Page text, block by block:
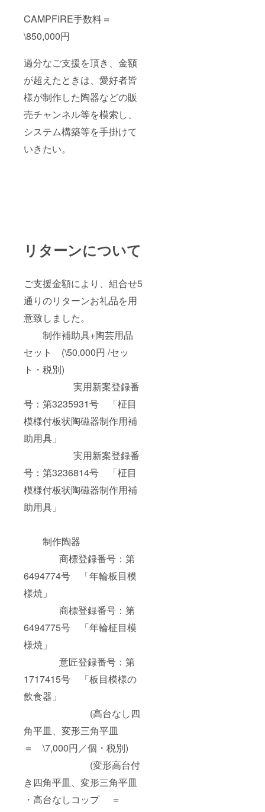
CAMPFIRE手数料＝
\850,000円
過分なご支援を頂き、金額
が超えたときは、愛好者皆
様が制作した陶器などの販
売チャンネル等を模索し、
システム構築等を手掛けて
いきたい。
リターンについて
ご支援金額により、組合せ5
通りのリターンお礼品を用
意致しました。
制作補助具+陶芸用品
セット (\50,000円 /セッ
ト・税別)
実用新案登録番
号：第3235931号 「柾目
模様付板状陶磁器制作用補
助用具」
実用新案登録番
号：第3236814号 「柾目
模様付板状陶磁器制作用補
助用具」
制作陶器
商標登録番号：第
6494774号 「年輪板目模
様焼」
商標登録番号：第
6494775号 「年輪柾目模
様焼」
意匠登録番号：第
1717415号 「板目模様の
飲食器」
(高台なし四
角平皿、変形三角平皿
＝ \7,000円／個・税別)
(変形高台付
き四角平皿、変形三角平皿
・高台なしコップ ＝